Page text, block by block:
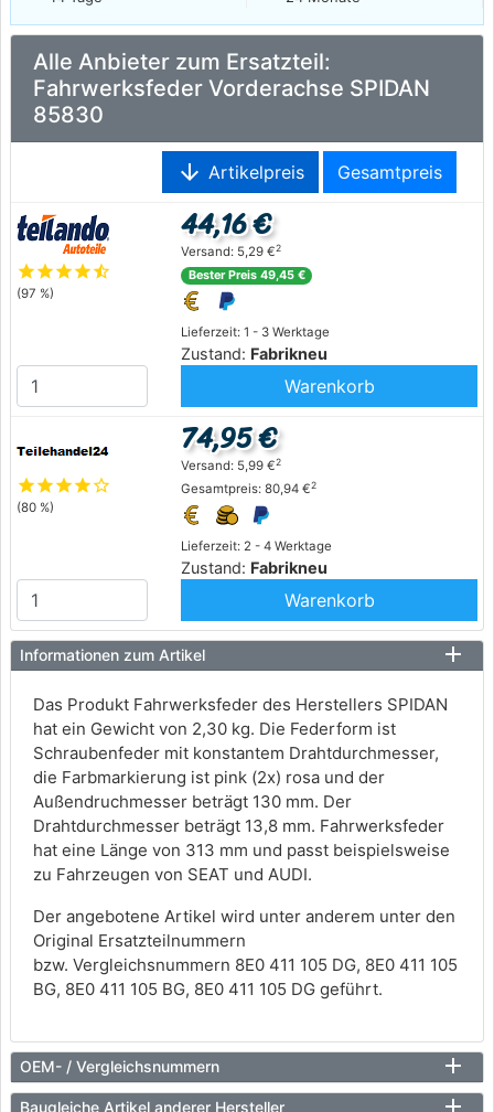
Alle Anbieter zum Ersatzteil:
Fahrwerksfeder Vorderachse SPIDAN
85830
arrow_downward Artikelpreis Gesamtpreis
starstarstarstarstar_half
(97 %)
Lieferzeit: 1 - 3 Werktage
Zustand: Fabrikneu
44,16 €
Versand: 5,29 €2
Bester Preis 49,45 €
Warenkorb
starstarstarstarstar_outline
(80 %)
Lieferzeit: 2 - 4 Werktage
Zustand: Fabrikneu
74,95 €
Versand: 5,99 €2
Gesamtpreis: 80,94 €2
Warenkorb
Informationen zum Artikel
Das Produkt Fahrwerksfeder des Herstellers SPIDAN
hat ein Gewicht von 2,30 kg. Die Federform ist
Schraubenfeder mit konstantem Drahtdurchmesser,
die Farbmarkierung ist pink (2x) rosa und der
Außendruchmesser beträgt 130 mm. Der
Drahtdurchmesser beträgt 13,8 mm. Fahrwerksfeder
hat eine Länge von 313 mm und passt beispielsweise
zu Fahrzeugen von SEAT und AUDI.
Der angebotene Artikel wird unter anderem unter den
Original Ersatzteilnummern
bzw. Vergleichsnummern 8E0 411 105 DG, 8E0 411 105
BG, 8E0 411 105 BG, 8E0 411 105 DG geführt.
OEM- / Vergleichsnummern
Baugleiche Artikel anderer Hersteller